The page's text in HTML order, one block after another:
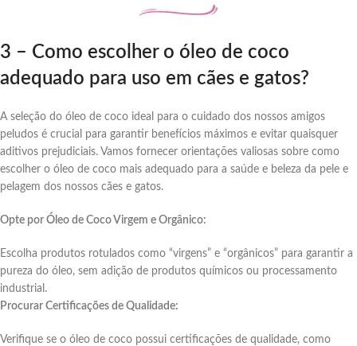
3 – Como escolher o óleo de coco
adequado para uso em cães e gatos?
A seleção do óleo de coco ideal para o cuidado dos nossos amigos
peludos é crucial para garantir benefícios máximos e evitar quaisquer
aditivos prejudiciais. Vamos fornecer orientações valiosas sobre como
escolher o óleo de coco mais adequado para a saúde e beleza da pele e
pelagem dos nossos cães e gatos.
Opte por Óleo de Coco Virgem e Orgânico:
Escolha produtos rotulados como “virgens” e “orgânicos” para garantir a
pureza do óleo, sem adição de produtos químicos ou processamento
industrial.
Procurar Certificações de Qualidade:
Verifique se o óleo de coco possui certificações de qualidade, como